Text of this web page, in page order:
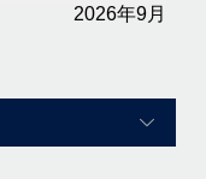
2026年9月